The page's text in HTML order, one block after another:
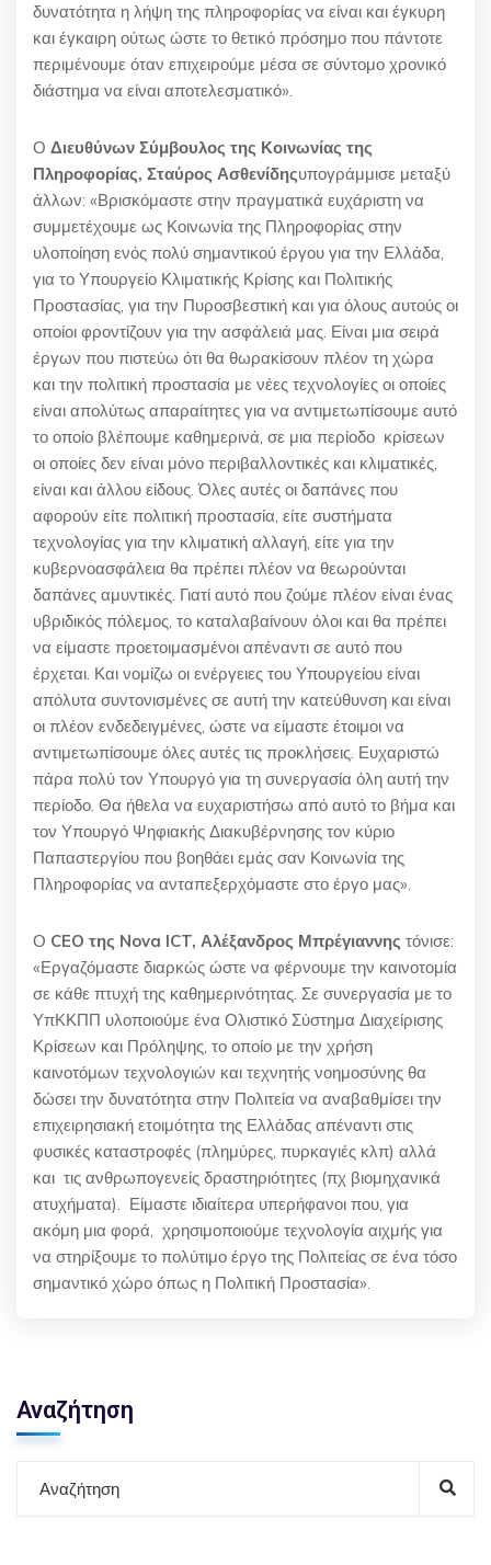
δυνατότητα η λήψη της πληροφορίας να είναι και έγκυρη
και έγκαιρη ούτως ώστε το θετικό πρόσημο που πάντοτε
περιμένουμε όταν επιχειρούμε μέσα σε σύντομο χρονικό
διάστημα να είναι αποτελεσματικό».
Ο Διευθύνων Σύμβουλος της Κοινωνίας της
Πληροφορίας, Σταύρος Ασθενίδηςυπογράμμισε μεταξύ
άλλων: «Βρισκόμαστε στην πραγματικά ευχάριστη να
συμμετέχουμε ως Κοινωνία της Πληροφορίας στην
υλοποίηση ενός πολύ σημαντικού έργου για την Ελλάδα,
για το Υπουργείο Κλιματικής Κρίσης και Πολιτικής
Προστασίας, για την Πυροσβεστική και για όλους αυτούς οι
οποίοι φροντίζουν για την ασφάλειά μας. Είναι μια σειρά
έργων που πιστεύω ότι θα θωρακίσουν πλέον τη χώρα
και την πολιτική προστασία με νέες τεχνολογίες οι οποίες
είναι απολύτως απαραίτητες για να αντιμετωπίσουμε αυτό
το οποίο βλέπουμε καθημερινά, σε μια περίοδο κρίσεων
οι οποίες δεν είναι μόνο περιβαλλοντικές και κλιματικές,
είναι και άλλου είδους. Όλες αυτές οι δαπάνες που
αφορούν είτε πολιτική προστασία, είτε συστήματα
τεχνολογίας για την κλιματική αλλαγή, είτε για την
κυβερνοασφάλεια θα πρέπει πλέον να θεωρούνται
δαπάνες αμυντικές. Γιατί αυτό που ζούμε πλέον είναι ένας
υβριδικός πόλεμος, το καταλαβαίνουν όλοι και θα πρέπει
να είμαστε προετοιμασμένοι απέναντι σε αυτό που
έρχεται. Και νομίζω οι ενέργειες του Υπουργείου είναι
απόλυτα συντονισμένες σε αυτή την κατεύθυνση και είναι
οι πλέον ενδεδειγμένες, ώστε να είμαστε έτοιμοι να
αντιμετωπίσουμε όλες αυτές τις προκλήσεις. Ευχαριστώ
πάρα πολύ τον Υπουργό για τη συνεργασία όλη αυτή την
περίοδο. Θα ήθελα να ευχαριστήσω από αυτό το βήμα και
τον Υπουργό Ψηφιακής Διακυβέρνησης τον κύριο
Παπαστεργίου που βοηθάει εμάς σαν Κοινωνία της
Πληροφορίας να ανταπεξερχόμαστε στο έργο μας».
Ο CEO της Nova ICT, Αλέξανδρος Μπρέγιαννης τόνισε:
«Εργαζόμαστε διαρκώς ώστε να φέρνουμε την καινοτομία
σε κάθε πτυχή της καθημερινότητας. Σε συνεργασία με το
ΥπΚΚΠΠ υλοποιούμε ένα Ολιστικό Σύστημα Διαχείρισης
Κρίσεων και Πρόληψης, το οποίο με την χρήση
καινοτόμων τεχνολογιών και τεχνητής νοημοσύνης θα
δώσει την δυνατότητα στην Πολιτεία να αναβαθμίσει την
επιχειρησιακή ετοιμότητα της Ελλάδας απέναντι στις
φυσικές καταστροφές (πλημύρες, πυρκαγιές κλπ) αλλά
και τις ανθρωπογενείς δραστηριότητες (πχ βιομηχανικά
ατυχήματα). Είμαστε ιδιαίτερα υπερήφανοι που, για
ακόμη μια φορά, χρησιμοποιούμε τεχνολογία αιχμής για
να στηρίξουμε το πολύτιμο έργο της Πολιτείας σε ένα τόσο
σημαντικό χώρο όπως η Πολιτική Προστασία».
Αναζήτηση